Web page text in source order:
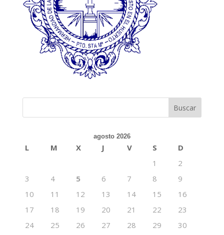
agosto 2026
L M X J V S
D
1
2
3
4 5 6 7 8
9
10
11 12 13 14 15
16
17
18 19 20 21 22
23
24
25 26 27 28 29
30